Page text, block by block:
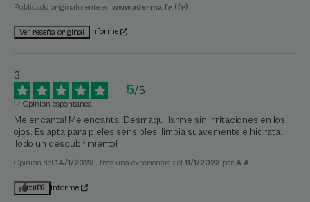
Publicado originalmente en www.aderma.fr (fr)
Ver reseña original Informe
5/5
Opinión espontánea
Me encanta! Me encanta! Desmaquillarme sin irritaciones en los
ojos. Es apta para pieles sensibles, limpia suavemente e hidrata.
Todo un descubrimiento!
Opinión del 14/1/2023 , tras una experiencia del 11/1/2023 por A.A.
Útil(1) Informe